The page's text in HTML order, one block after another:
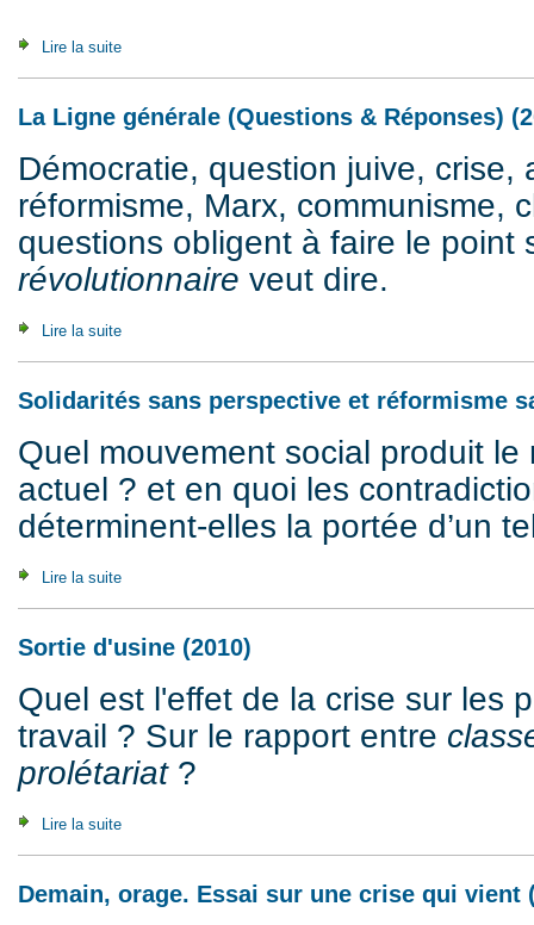
Lire la suite
La Ligne générale (Questions & Réponses)
Démocratie, question juive, crise,
réformisme, Marx, communisme,
questions obligent à faire le point
révolutionnaire veut dire.
Lire la suite
Solidarités sans perspective et réformisme
Quel mouvement social produit le
actuel ? et en quoi les
déterminent-elles la portée d’un
Lire la suite
Sortie d'usine (2010)
Quel est l'effet de la crise sur les
travail ? Sur le rapport entre
prolétariat?
Lire la suite
Demain, orage. Essai sur une crise qui vient